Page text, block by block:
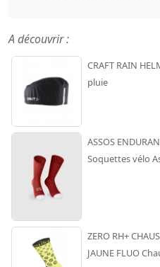
A découvrir :
CRAFT RAIN
pluie
ASSOS
Soquettes vélo
ZERO RH+
JAUNE FLUO